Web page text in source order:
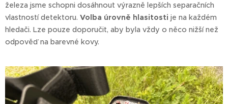
železa jsme schopni dosáhnout výrazně lepších separačních
vlastností detektoru. Volba úrovně hlasitosti je na každém
hledači. Lze pouze doporučit, aby byla vždy o něco nižší než
odpověď na barevné kovy.